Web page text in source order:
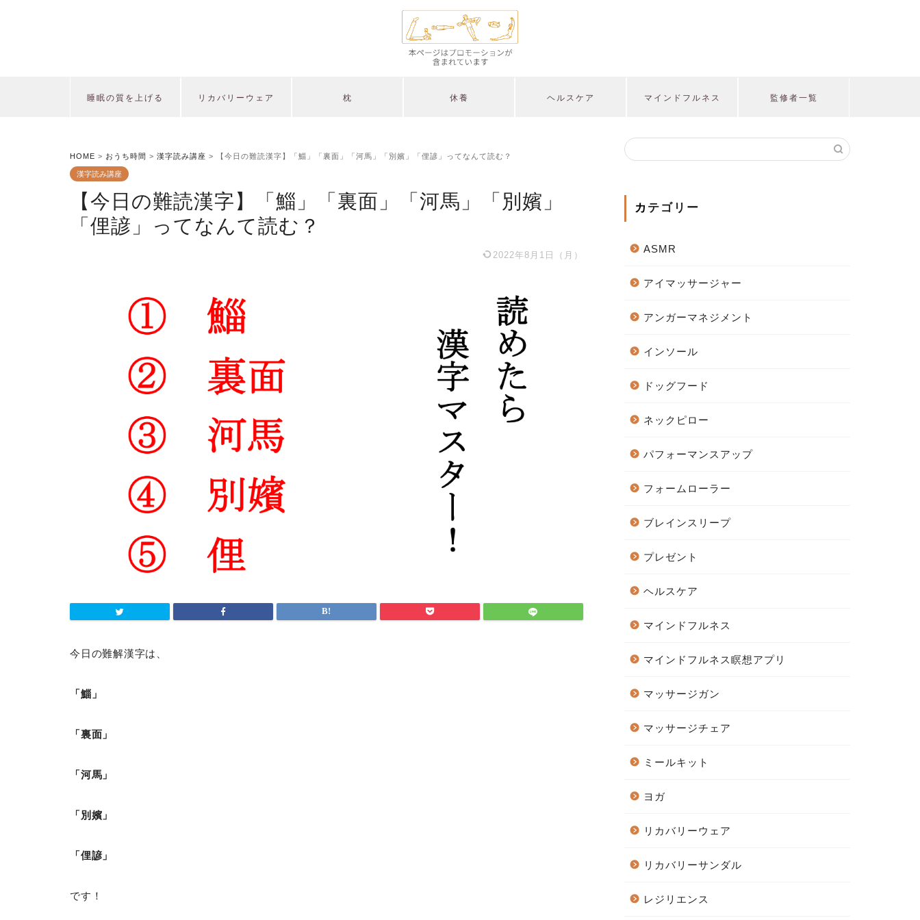
睡眠の質を上げる リカバリーウェア 枕 休養 ヘルスケア マインドフルネス 監修者一覧
HOME > おうち時間 > 漢字読み講座 > 【今日の難読漢字】「鯔」「裏面」「河馬」「別嬪」「俚諺」ってなんて読む？
漢字読み講座
【今日の難読漢字】「鯔」「裏面」「河馬」「別嬪」
「俚諺」ってなんて読む？
2022年8月1日（月）
今日の難解漢字は、
「鯔」
「裏面」
「河馬」
「別嬪」
「俚諺」
です！
カテゴリー
ASMR
アイマッサージャー
アンガーマネジメント
インソール
ドッグフード
ネックピロー
パフォーマンスアップ
フォームローラー
ブレインスリープ
プレゼント
ヘルスケア
マインドフルネス
マインドフルネス瞑想アプリ
マッサージガン
マッサージチェア
ミールキット
ヨガ
リカバリーウェア
リカバリーサンダル
レジリエンス